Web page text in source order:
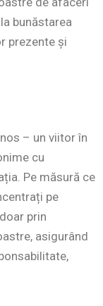
bunăstarea
prezente și
– un viitor în
cu
Pe măsură ce
pe
prin
asigurând